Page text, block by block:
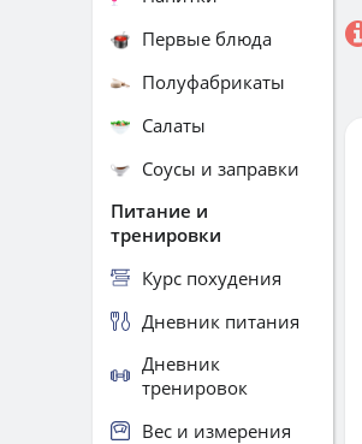
Первые блюда
Полуфабрикаты
Салаты
Соусы и заправки
Питание и
тренировки
Курс похудения
Дневник питания
Дневник
тренировок
Вес и измерения